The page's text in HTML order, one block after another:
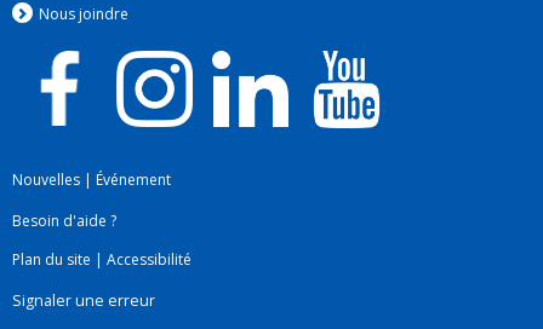
Nous joindre
Nouvelles | Événement
Besoin d'aide ?
Plan du site | Accessibilité
Signaler une erreur